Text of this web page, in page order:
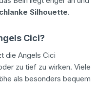
Silhouette.
Cici?
die Angels Cici
zu tief zu wirken. Viele
als besonders bequem